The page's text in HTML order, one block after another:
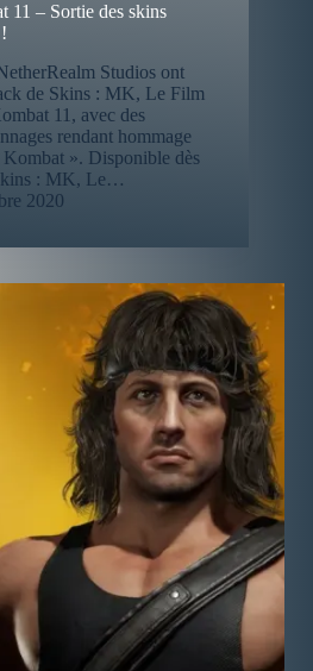
– Sortie des skins
Studios ont
de Skins : MK, Le Film
11, avec des
rendant hommage
». Disponible dès
: MK, Le…
2020